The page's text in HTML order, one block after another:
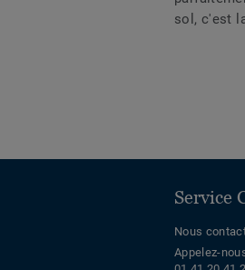
sol, c'est
Service
Nous
Appelez-